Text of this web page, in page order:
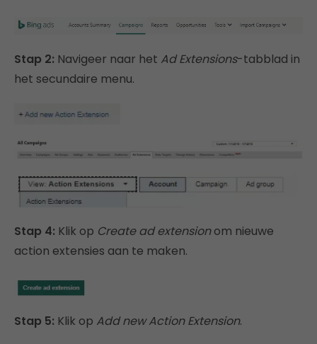
Stap 2: Navigeer naar het Ad Extensions-tabblad in
het secundaire menu.
Stap 4: Klik op Create ad extensionom nieuwe
action extensies aan te maken.
Stap 5: Klik op Add new Action Extension.